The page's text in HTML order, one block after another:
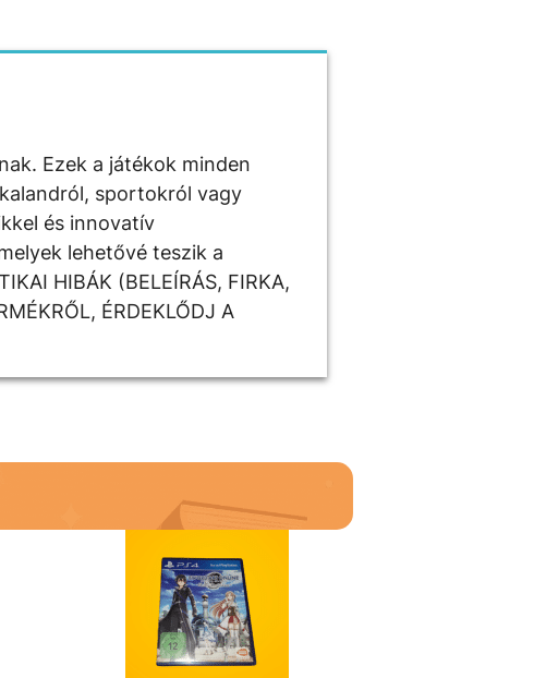
Ezek a játékok minden
sportokról vagy
és innovatív
lehetővé teszik a
HIBÁK (BELEÍRÁS, FIRKA,
ÉRDEKLŐDJ A